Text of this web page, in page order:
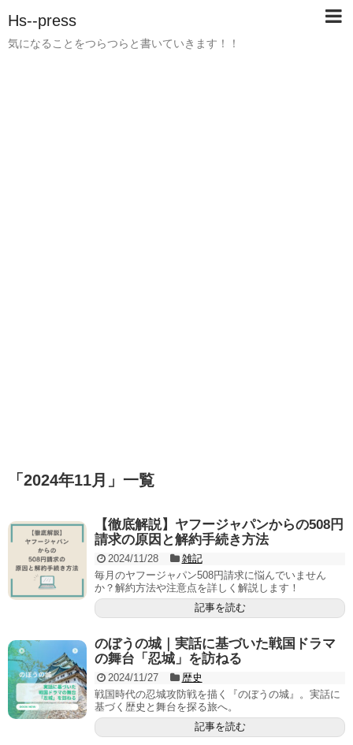
Hs--press
気になることをつらつらと書いていきます！！
「 2024年11月 」 一覧
【徹底解説】ヤフージャパンからの508円
請求の原因と解約手続き方法
2024/11/28
雑記
毎月のヤフージャパン508円請求に悩んでいません
か？解約方法や注意点を詳しく解説します！
記事を読む
のぼうの城｜実話に基づいた戦国ドラマ
の舞台「忍城」を訪ねる
2024/11/27
歴史
戦国時代の忍城攻防戦を描く『のぼうの城』。実話に
基づく歴史と舞台を探る旅へ。
記事を読む